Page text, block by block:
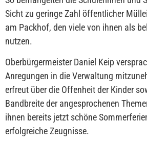
Sicht zu geringe Zahl öffentlicher
am Packhof, den viele von ihnen als
nutzen.
Oberbürgermeister Daniel Keip
Anregungen in die Verwaltung
erfreut über die Offenheit der Kinder
Bandbreite der angesprochenen
ihnen bereits jetzt schöne
erfolgreiche Zeugnisse.